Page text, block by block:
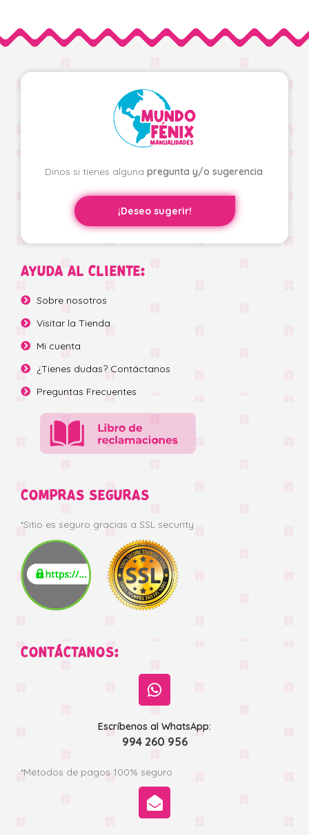
Dinos si tienes alguna pregunta y/o sugerencia.
¡Deseo sugerir!
AYUDA AL CLIENTE:
Sobre nosotros
Visitar la Tienda
Mi cuenta
¿Tienes dudas? Contáctanos
Preguntas Frecuentes
COMPRAS SEGURAS
*Sitio es seguro gracias a SSL security
CONTÁCTANOS:
Escríbenos al WhatsApp:
994 260 956
*Métodos de pagos 100% seguro